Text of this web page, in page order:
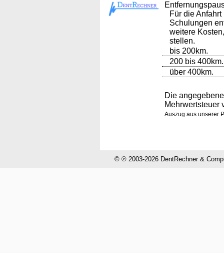
Für die
Schulungen
weitere
stellen.
bis 200km.
200 bis 400km.
über 400km.
Die
Mehrwertsteuer
Auszug aus unserer
© ℗ 2003-2026 DentRechner &